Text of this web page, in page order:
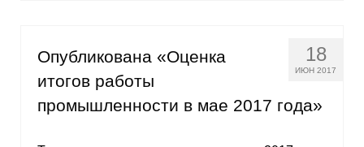
О совете
Материалы
18
ИЮН 2017
Опубликована «Оценка
итогов работы
промышленности в мае 2017 года»